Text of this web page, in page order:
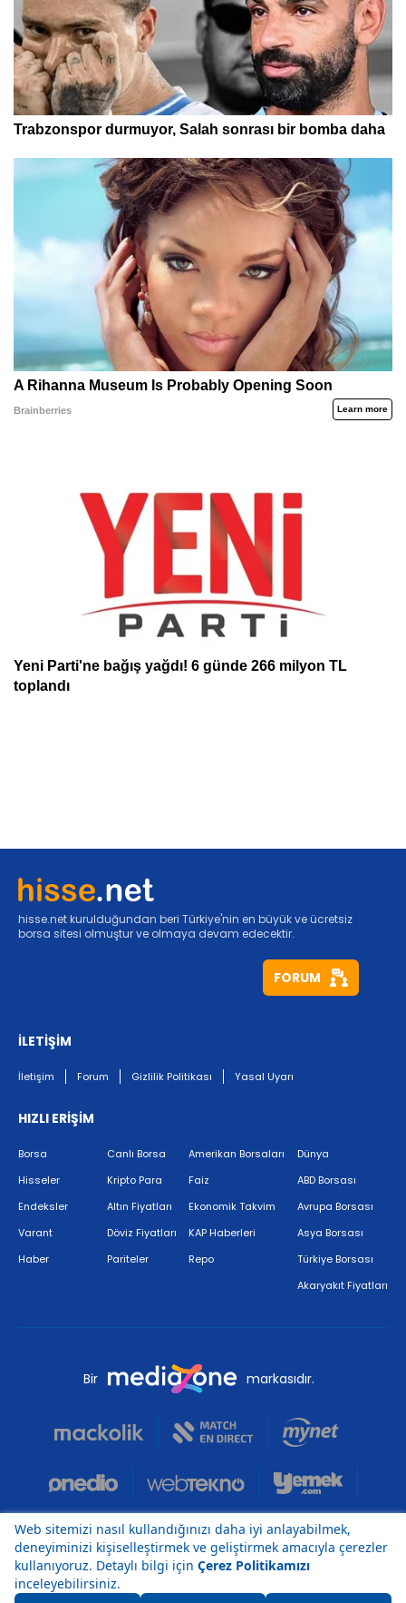
hisse.net kurulduğundan beri Türkiye'nin en büyük ve ücretsiz
borsa sitesi olmuştur ve olmaya devam edecektir.
FORUM
İLETİŞİM
İletişim Forum Gizlilik Politikası Yasal Uyarı
HIZLI ERİŞİM
Borsa
Hisseler
Endeksler
Varant
Haber
Canlı Borsa
Kripto Para
Altın Fiyatları
Döviz Fiyatları
Pariteler
Amerikan Borsaları
Faiz
Ekonomik Takvim
KAP Haberleri
Repo
Dünya
ABD Borsası
Avrupa Borsası
Asya Borsası
Türkiye Borsası
Akaryakıt Fiyatları
Bir markasıdır.